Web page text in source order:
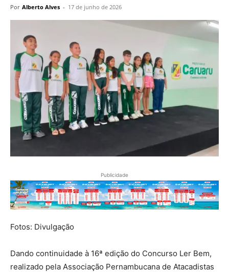
Por Alberto Alves - 17 de junho de 2026
Publicidade
Fotos: Divulgação
Dando continuidade à 16ª edição do Concurso Ler Bem,
realizado pela Associação Pernambucana de Atacadistas